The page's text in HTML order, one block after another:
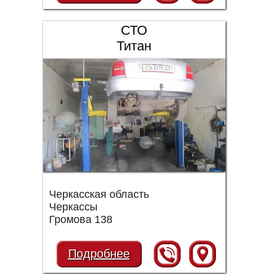
СТО
Титан
Черкасская область
Черкассы
Громова 138
Подробнее